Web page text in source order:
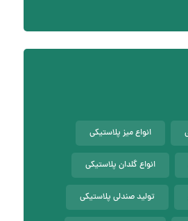
انواع میز پلاستیکی
انواع گلدان پلاستیکی
تولید صندلی پلاستیکی